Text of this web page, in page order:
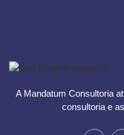
A Mandatum Consultoria
consultoria e